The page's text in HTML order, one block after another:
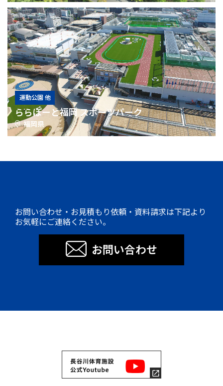
運動公園 他
ららぽーと福岡 スポーツパーク
福岡県
お問い合わせ・お見積もり依頼・資料請求は下記より
お気軽にご連絡ください。
お問い合わせ